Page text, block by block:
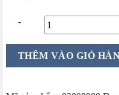
Bio
THÊM VÀO GIỎ